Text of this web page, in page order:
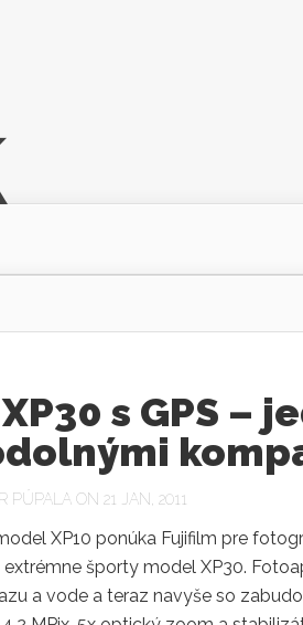
s GPS –
PÚPALA ON 21 JAN, 2011
XP10 ponúka Fujifilm pre
športy model XP30.
a vode a teraz navyše so